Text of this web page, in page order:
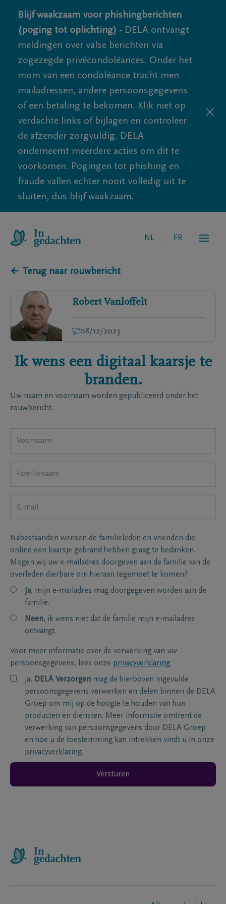
Blijf waakzaam voor phishingberichten
(poging tot oplichting) - DELA ontvangt
meldingen over valse berichten via
zogezegde privécondoléances. Onder het
mom van een condoléance tracht men
mailadressen, andere persoonsgegevens
of een betaling te bekomen. Klik niet op
verdachte links of bijlagen en controleer
de afzender zorgvuldig. DELA
onderneemt meerdere acties om dit te
voorkomen. Pogingen tot phishing en
fraude vallen echter nooit volledig uit te
sluiten, dus blijf waakzaam.
NL FR
← Terug naar rouwbericht
Robert Vanloffelt
08/12/2023
Ik wens een digitaal kaarsje te
branden.
Uw naam en voornaam worden gepubliceerd onder het
rouwbericht.
Nabestaanden wensen de familieleden en vrienden die
online een kaarsje gebrand hebben graag te bedanken.
Mogen wij uw e-mailadres doorgeven aan de familie van de
overleden dierbare om hieraan tegemoet te komen?
Ja, mijn e-mailadres mag doorgegeven worden aan de
familie.
Neen, ik wens niet dat de familie mijn e-mailadres
ontvangt.
Voor meer informatie over de verwerking van uw
persoonsgegevens, lees onze privacyverklaring.
ja, DELA Verzorgen mag de hierboven ingevulde
persoonsgegevens verwerken en delen binnen de DELA
Groep om mij op de hoogte te houden van hun
producten en diensten. Meer informatie omtrent de
verwerking van persoonsgegevens door DELA Groep
en hoe u de toestemming kan intrekken vindt u in onze
privacyverklaring.
Versturen